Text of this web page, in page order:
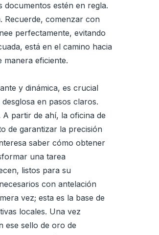
documentos estén en regla.
Recuerde, comenzar con
perfectamente, evitando
está en el camino hacia
manera eficiente.
y dinámica, es crucial
en pasos claros.
A partir de ahí, la oficina de
de garantizar la precisión
saber cómo obtener
una tarea
listos para su
con antelación
vez; esta es la base de
locales. Una vez
ese sello de oro de